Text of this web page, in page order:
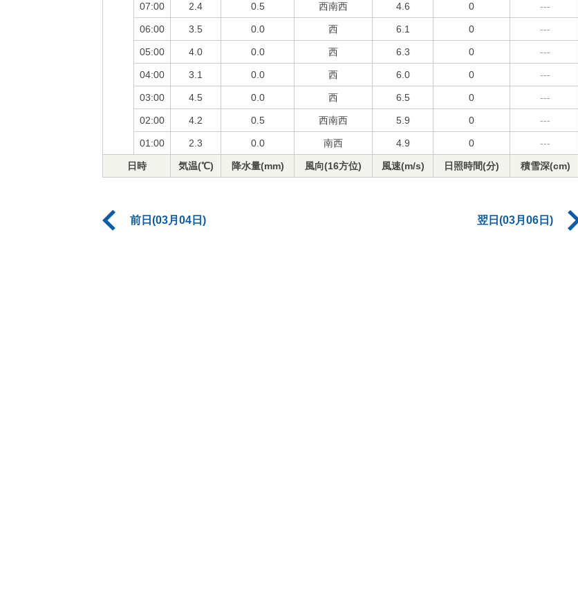
07:00 2.4 0.5 西南西 4.6 0 ---
06:00 3.5 0.0 西 6.1 0 ---
05:00 4.0 0.0 西 6.3 0 ---
04:00 3.1 0.0 西 6.0 0 ---
03:00 4.5 0.0 西 6.5 0 ---
02:00 4.2 0.5 西南西 5.9 0 ---
01:00 2.3 0.0 南西 4.9 0 ---
日時 気温(℃) 降水量(mm) 風向(16方位) 風速(m/s) 日照時間(分) 積雪深(cm)
前日(03月04日) 翌日(03月06日)